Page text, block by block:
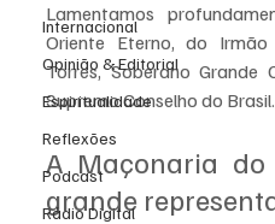
Internacional
Opinião & Editorial
Espiritualidade
Reflexões
Podcast
Rádio Digital
Lamentamos
Oriente Eterno, do Irmão
Torres, Soberano Grande
Supremo Conselho do Brasil.
A Maçonaria
grande